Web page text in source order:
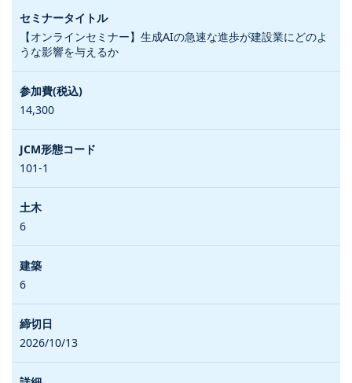
【オンラインセミナー】生成AIの急速な進歩が建設業にどのよ
うな影響を与えるか
14,300
101-1
6
6
2026/10/13